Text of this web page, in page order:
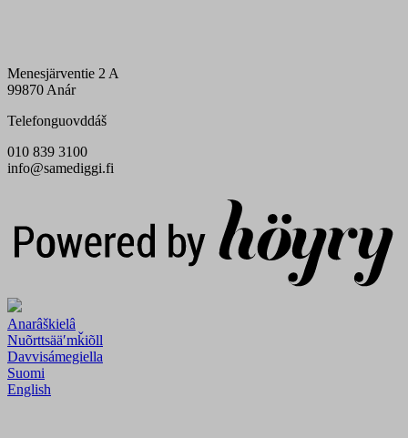
Menesjärventie 2 A
99870 Anár
Telefonguovddáš
010 839 3100
info@samediggi.fi
Anarâškielâ
Nuõrttsääʹmǩiõll
Davvisámegiella
Suomi
English